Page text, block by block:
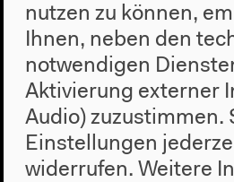
Programm
2022
Das Neue Alphabet
Das Anthropozän am HKW
Haus
Über uns
nutzen zu können,
Ihnen, neben den
notwendigen
Aktivierung externer
Audio) zuzustimmen.
Einstellungen
widerrufen. Weitere